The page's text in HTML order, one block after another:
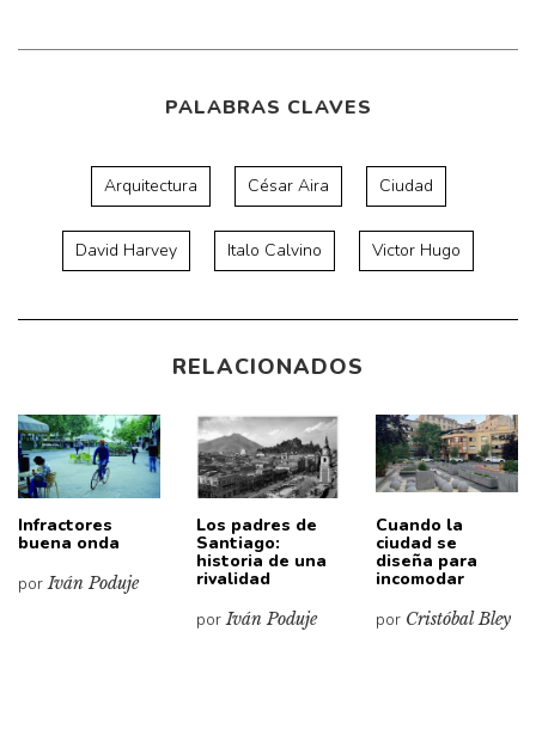
PALABRAS CLAVES
Arquitectura César Aira Ciudad
David Harvey Italo Calvino Victor Hugo
RELACIONADOS
Infractores
buena onda
porIván Poduje
Los padres de
Santiago:
historia de una
rivalidad
porIván Poduje
Cuando la
ciudad se
diseña para
incomodar
por Cristóbal Bley